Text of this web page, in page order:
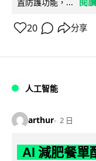
20 分享
人工智能
arthur 2 日
AI 減肥餐